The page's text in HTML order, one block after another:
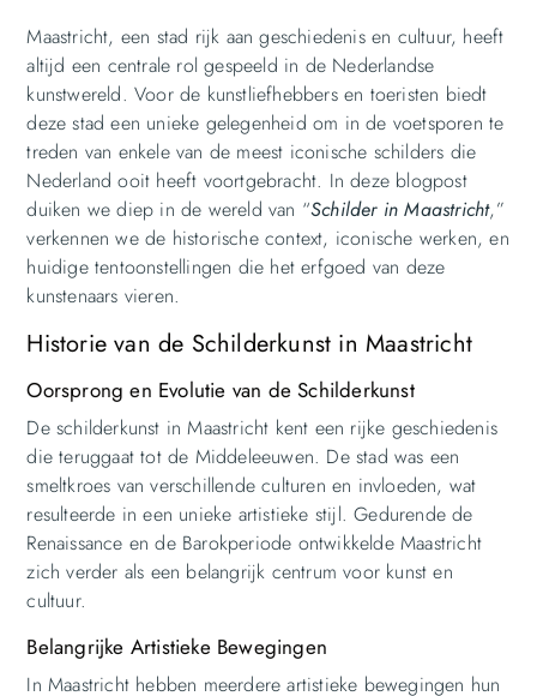
Maastricht, een stad rijk aan geschiedenis en cultuur, heeft
altijd een centrale rol gespeeld in de Nederlandse
kunstwereld. Voor de kunstliefhebbers en toeristen biedt
deze stad een unieke gelegenheid om in de voetsporen te
treden van enkele van de meest iconische schilders die
Nederland ooit heeft voortgebracht. In deze blogpost
duiken we diep in de wereld van “Schilderin Maastricht,”
verkennen we de historische context, iconische werken, en
huidige tentoonstellingen die het erfgoed van deze
kunstenaars vieren.
Historie van de Schilderkunst in Maastricht
Oorsprong en Evolutie van de Schilderkunst
De schilderkunst in Maastricht kent een rijke geschiedenis
die teruggaat tot de Middeleeuwen. De stad was een
smeltkroes van verschillende culturen en invloeden, wat
resulteerde in een unieke artistieke stijl. Gedurende de
Renaissance en de Barokperiode ontwikkelde Maastricht
zich verder als een belangrijk centrum voor kunst en
cultuur.
Belangrijke Artistieke Bewegingen
In Maastricht hebben meerdere artistieke bewegingen hun